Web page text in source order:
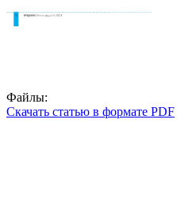
Файлы:
Скачать статью в формате PDF